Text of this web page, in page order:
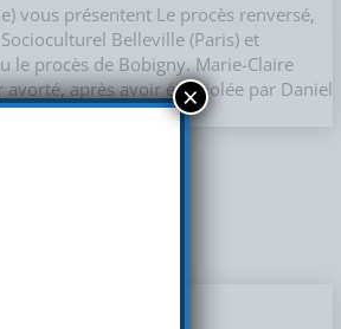
vous présentent Le procès renversé,
Belleville (Paris) et
le procès de Bobigny. Marie-Claire
après avoir été violée par Daniel
×